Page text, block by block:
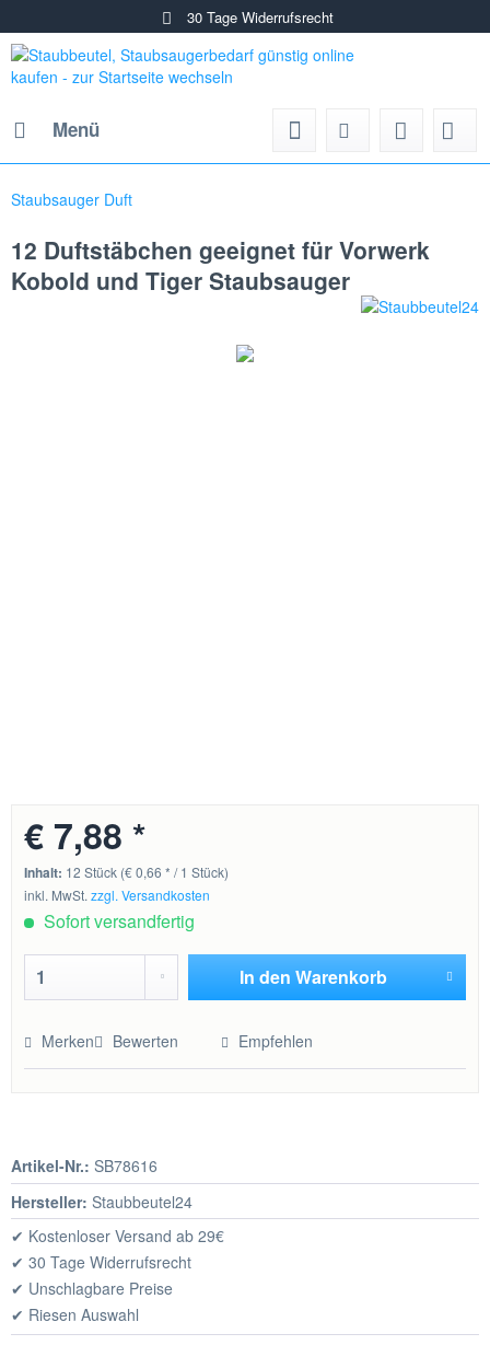
30 Tage Widerrufsrecht
Menü
Staubsauger Duft
12 Duftstäbchen geeignet für Vorwerk
Kobold und Tiger Staubsauger
€ 7,88 *
Inhalt: 12 Stück (€ 0,66 * / 1 Stück)
inkl. MwSt.zzgl. Versandkosten
Sofort versandfertig
In den Warenkorb
Merken Bewerten Empfehlen
Artikel-Nr.: SB78616
Hersteller: Staubbeutel24
✔ Kostenloser Versand ab 29€
✔ 30 Tage Widerrufsrecht
✔ Unschlagbare Preise
✔ Riesen Auswahl